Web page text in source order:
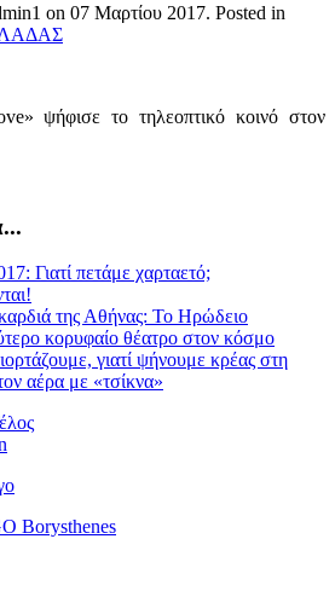
on 07 Μαρτίου 2017. Posted in
ψήφισε το τηλεοπτικό κοινό στον
Γιατί πετάμε χαρταετό;
της Αθήνας: Το Ηρώδειο
κορυφαίο θέατρο στον κόσμο
γιατί ψήνουμε κρέας στη
αέρα με «τσίκνα»
Borysthenes